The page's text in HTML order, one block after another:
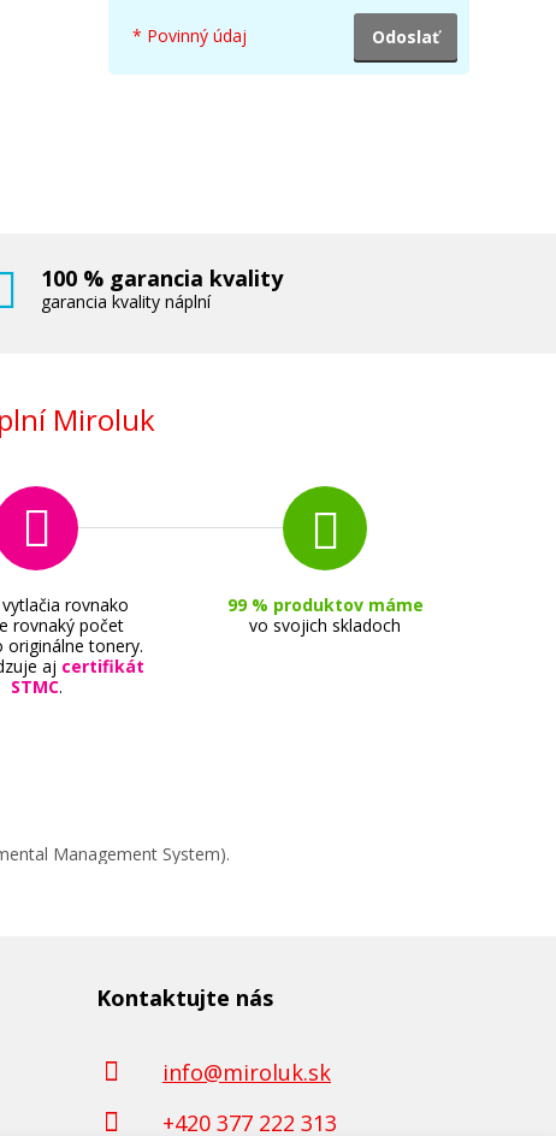
* Povinný údaj
100 % garancia kvality
garancia kvality náplní
Miroluk
rovnako
rovnaký počet
originálne tonery.
aj certifikát
STMC.
99 % produktov máme
vo svojich skladoch
Management System).
Kontaktujte nás
info@miroluk.sk
+420 377 222 313